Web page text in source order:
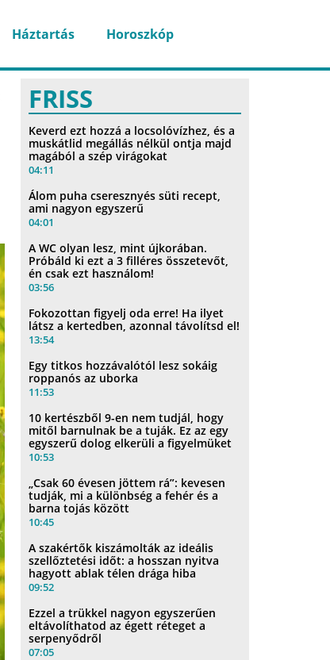
Háztartás Horoszkóp
FRISS
Keverd ezt hozzá a locsolóvízhez, és a
muskátlid megállás nélkül ontja majd
magából a szép virágokat
04:11
Álom puha cseresznyés süti recept,
ami nagyon egyszerű
04:01
A WC olyan lesz, mint újkorában.
Próbáld ki ezt a 3 filléres összetevőt,
én csak ezt használom!
03:56
Fokozottan figyelj oda erre! Ha ilyet
látsz a kertedben, azonnal távolítsd el!
13:54
Egy titkos hozzávalótól lesz sokáig
roppanós az uborka
11:53
10 kertészből 9-en nem tudjál, hogy
mitől barnulnak be a tuják. Ez az egy
egyszerű dolog elkerüli a figyelmüket
10:53
„Csak 60 évesen jöttem rá”: kevesen
tudják, mi a különbség a fehér és a
barna tojás között
10:45
A szakértők kiszámolták az ideális
szellőztetési időt: a hosszan nyitva
hagyott ablak télen drága hiba
09:52
Ezzel a trükkel nagyon egyszerűen
eltávolíthatod az égett réteget a
serpenyődről
07:05